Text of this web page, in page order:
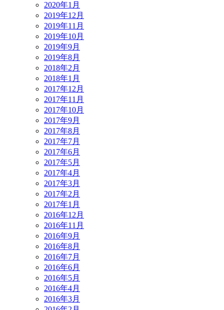
2020年1月
2019年12月
2019年11月
2019年10月
2019年9月
2019年8月
2018年2月
2018年1月
2017年12月
2017年11月
2017年10月
2017年9月
2017年8月
2017年7月
2017年6月
2017年5月
2017年4月
2017年3月
2017年2月
2017年1月
2016年12月
2016年11月
2016年9月
2016年8月
2016年7月
2016年6月
2016年5月
2016年4月
2016年3月